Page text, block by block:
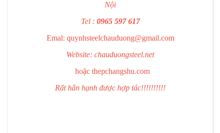
Nội
Tel : 0965 597 617
Emal: quynhsteelchauduong@gmail.com
Website: chauduongsteel.net
hoặc thepchangshu.com
Rất hân hạnh được hợp tác!!!!!!!!!!